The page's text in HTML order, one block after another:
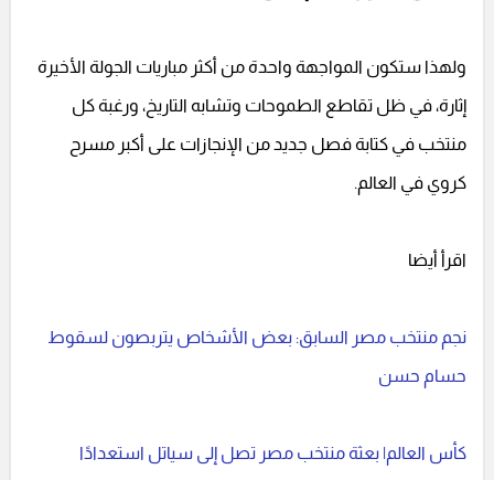
ولهذا ستكون المواجهة واحدة من أكثر مباريات الجولة الأخيرة
إثارة، في ظل تقاطع الطموحات وتشابه التاريخ، ورغبة كل
منتخب في كتابة فصل جديد من الإنجازات على أكبر مسرح
كروي في العالم.
اقرأ أيضا
نجم منتخب مصر السابق: بعض الأشخاص يتربصون لسقوط
حسام حسن
كأس العالم| بعثة منتخب مصر تصل إلى سياتل استعدادًا